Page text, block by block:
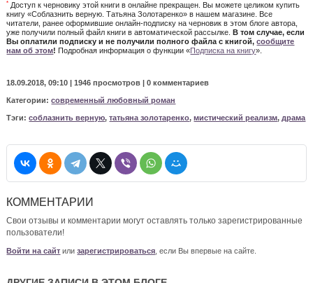
* Доступ к черновику этой книги в онлайне прекращен. Вы можете целиком купить
книгу «Соблазнить верную. Татьяна Золотаренко» в нашем магазине. Все
читатели, ранее оформившие онлайн-подписку на черновик в этом блоге автора,
уже получили полный файл книги в автоматической рассылке.
В том случае, если
Вы оплатили подписку и не получили полного файла с книгой,сообщите
нам об этом! Подробная информация о функции «Подписка на книгу».
18.09.2018, 09:10 |1946 просмотров |0 комментариев
Категории:современный любовный роман
Тэги:соблазнить верную,татьяна золотаренко,мистический реализм, драма
КОММЕНТАРИИ
Свои отзывы и комментарии могут оставлять только зарегистрированные
пользователи!
Войти на сайт илизарегистрироваться , если Вы впервые на сайте.